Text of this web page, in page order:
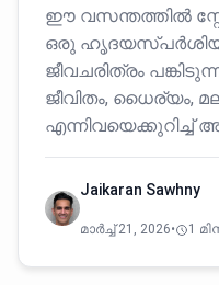
ഈ വസന്തത്തിൽ
ഒരു
ജീവചരിത്രം
ജീവിതം, ധൈര്യം,
എന്നിവയെക്കുറിച്ച്
Jaikaran Sawhny
മാർച്ച്‌ 21, 2026• 1